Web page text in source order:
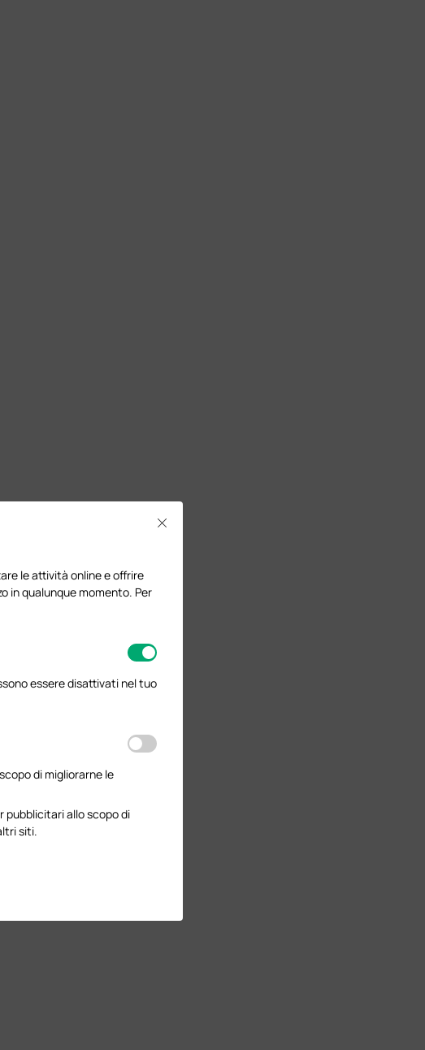
le attività online e offrire
in qualunque momento. Per
essere disattivati nel tuo
di migliorarne le
pubblicitari allo scopo di
siti.
Close